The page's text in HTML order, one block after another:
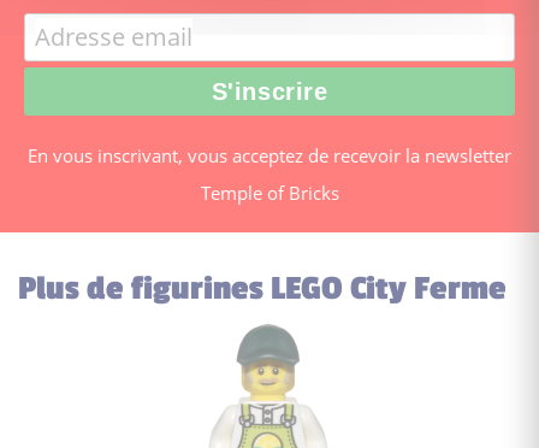
En vous inscrivant, vous acceptez de recevoir la newsletter
Temple of Bricks
Plus de figurines LEGO City Ferme